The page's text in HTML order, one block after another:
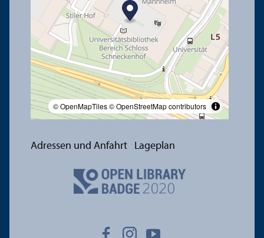
© OpenMapTiles© OpenStreetMap contributors
Adressen und Anfahrt Lageplan